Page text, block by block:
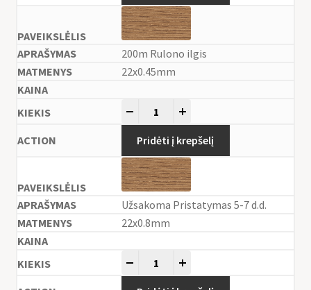
200m Rulono ilgis
22x0.45mm
Pridėti į krepšelį
Užsakoma Pristatymas 5-7 d.d.
22x0.8mm